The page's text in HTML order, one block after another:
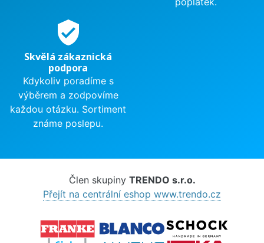
verified_user
Skvělá zákaznická
podpora
Kdykoliv poradíme s
výběrem a zodpovíme
každou otázku. Sortiment
známe poslepu.
Člen skupiny TRENDO s.r.o.
Přejít na centrální eshop www.trendo.cz